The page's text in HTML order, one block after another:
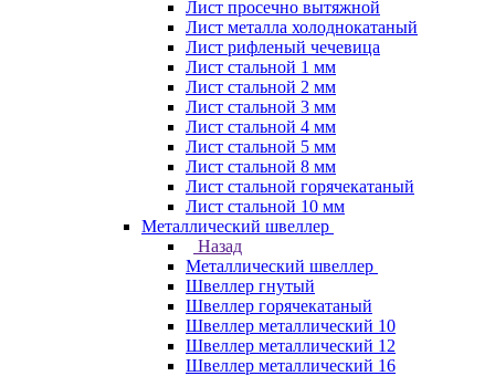
Лист просечно вытяжной
Лист металла холоднокатаный
Лист рифленый чечевица
Лист стальной 1 мм
Лист стальной 2 мм
Лист стальной 3 мм
Лист стальной 4 мм
Лист стальной 5 мм
Лист стальной 8 мм
Лист стальной горячекатаный
Лист стальной 10 мм
Металлический швеллер
Назад
Металлический швеллер
Швеллер гнутый
Швеллер горячекатаный
Швеллер металлический 10
Швеллер металлический 12
Швеллер металлический 16